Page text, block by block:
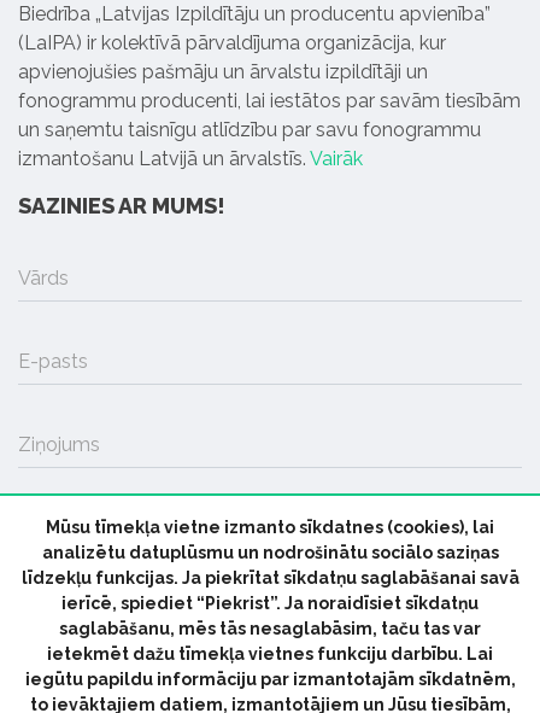
Biedrība „Latvijas Izpildītāju un producentu apvienība”
(LaIPA) ir kolektīvā pārvaldījuma organizācija, kur
apvienojušies pašmāju un ārvalstu izpildītāji un
fonogrammu producenti, lai iestātos par savām tiesībām
un saņemtu taisnīgu atlīdzību par savu fonogrammu
izmantošanu Latvijā un ārvalstīs. Vairāk
SAZINIES AR MUMS!
Vārds
E-pasts
Ziņojums
SŪTĪT
© 2026 parmuziku.lv, visas tiesības paturētas
Mūsu tīmekļa vietne izmanto sīkdatnes (cookies), lai
analizētu datuplūsmu un nodrošinātu sociālo saziņas
līdzekļu funkcijas. Ja piekrītat sīkdatņu saglabāšanai savā
ierīcē, spiediet “Piekrist”. Ja noraidīsiet sīkdatņu
saglabāšanu, mēs tās nesaglabāsim, taču tas var
ietekmēt dažu tīmekļa vietnes funkciju darbību. Lai
iegūtu papildu informāciju par izmantotajām sīkdatnēm,
to ievāktajiem datiem, izmantotājiem un Jūsu tiesībām,